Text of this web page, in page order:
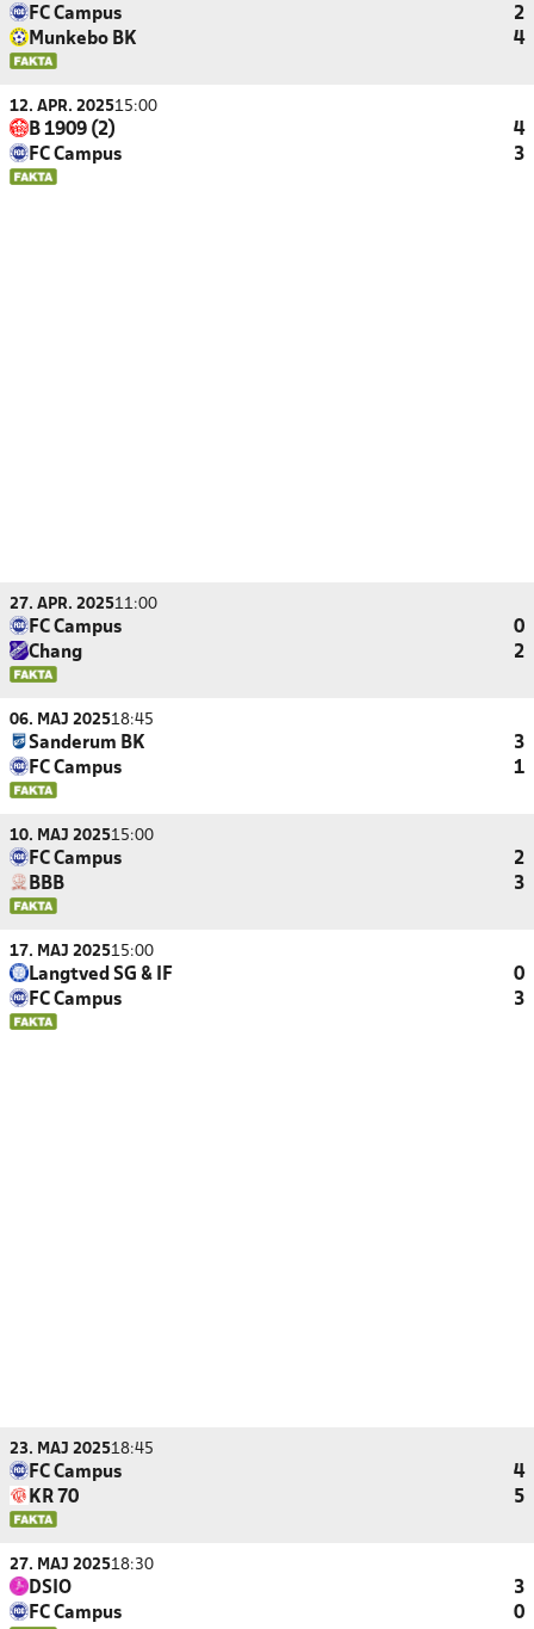
FC Campus
2
Munkebo BK
4
12. APR. 202515:00
B 1909 (2)
4
FC Campus
3
27. APR. 202511:00
FC Campus
0
Chang
2
06. MAJ 202518:45
Sanderum BK
3
FC Campus
1
10. MAJ 202515:00
FC Campus
2
BBB
3
17. MAJ 202515:00
Langtved SG & IF
0
FC Campus
3
23. MAJ 202518:45
FC Campus
4
KR 70
5
27. MAJ 202518:30
DSIO
3
FC Campus
0